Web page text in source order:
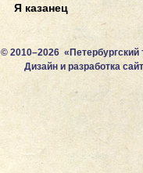
Я казанец
© 2010–2026
Дизайн и разработка